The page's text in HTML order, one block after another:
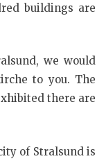
buildings are
we would
to you. The
there are
of Stralsund is